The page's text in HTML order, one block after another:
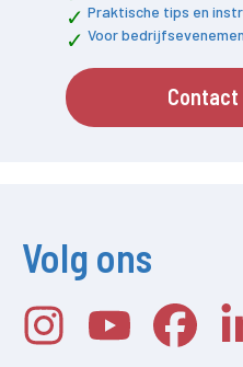
Praktische tips en
Voor
Contact
Volg ons